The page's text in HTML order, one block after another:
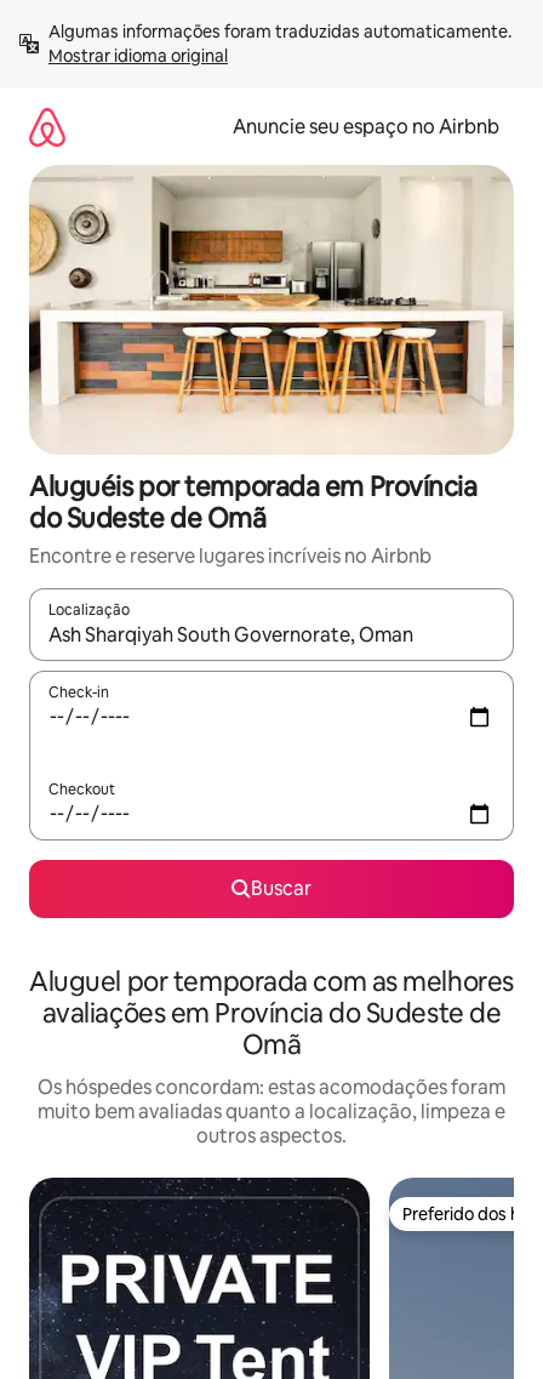
para
Mostrar idioma original
Anuncie seu espaço no Airbnb
Aluguéis por temporada em Província
do Sudeste de Omã
Encontre e reserve lugares incríveis no Airbnb
Localização
Quando os resultados estiverem disponíveis, explore-os
Check-in
Checkout
Buscar
Aluguel por temporada com as melhores
avaliações em Província do Sudeste de
Omã
Os hóspedes concordam: estas acomodações foram
muito bem avaliadas quanto a localização, limpeza e
outros aspectos.
Preferido dos
Preferido dos